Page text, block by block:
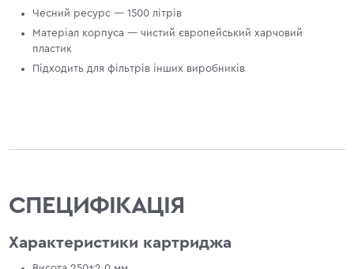
Чесний ресурс — 1500 літрів
Матеріал корпуса — чистий європейський харчовий
пластик
Підходить для фільтрів інших виробників
СПЕЦИФІКАЦІЯ
Характеристики картриджа